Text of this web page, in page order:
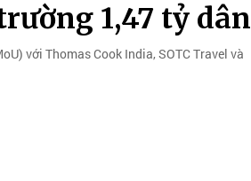
1,47 tỷ dân
với Thomas Cook India, SOTC Travel và